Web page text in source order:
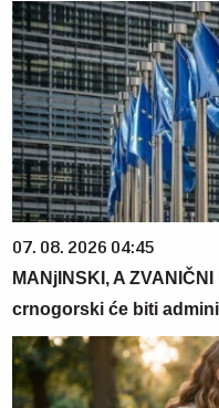
07. 08. 2026 04:45
MANjINSKI, A
crnogorski će biti